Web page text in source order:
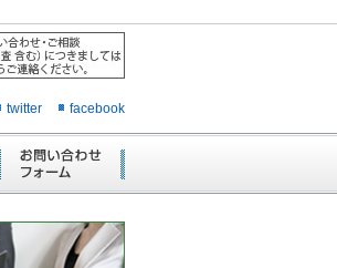
twitter facebook